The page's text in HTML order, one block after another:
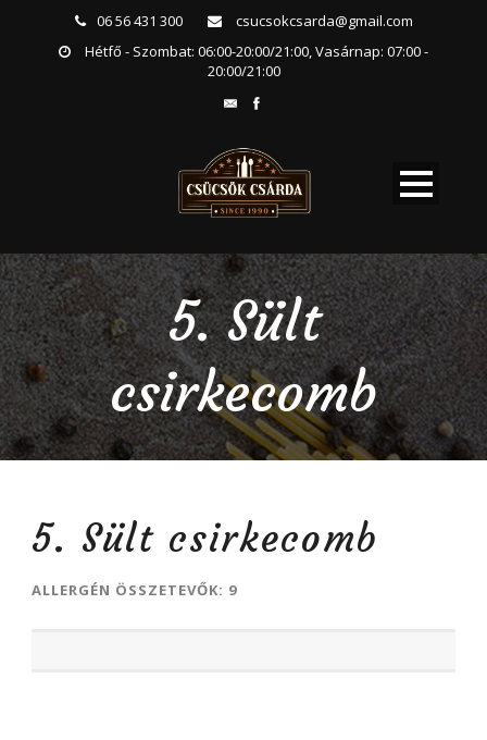
06 56 431 300
csucsokcsarda@gmail.com
Hétfő - Szombat: 06:00-20:00/21:00, Vasárnap: 07:00 -
20:00/21:00
5. Sült
csirkecomb
5. Sült csirkecomb
ALLERGÉN ÖSSZETEVŐK: 9